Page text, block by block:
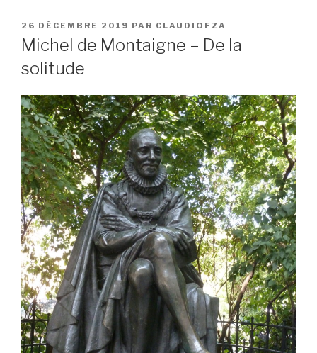
PUBLIÉ
LE
26 DÉCEMBRE 2019 PAR CLAUDIOFZA
Michel de Montaigne – De la
solitude